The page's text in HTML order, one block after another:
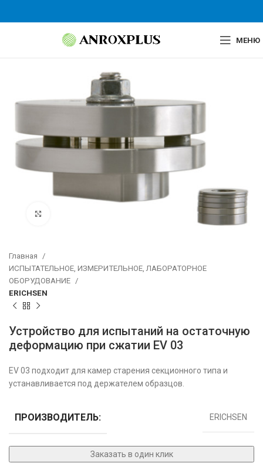
МЕНЮ
Главная
ИСПЫТАТЕЛЬНОЕ, ИЗМЕРИТЕЛЬНОЕ, ЛАБОРАТОРНОЕ
ОБОРУДОВАНИЕ
ERICHSEN
Устройство для испытаний на остаточную
деформацию при сжатии EV 03
EV 03 подходит для камер старения секционного типа и
устанавливается под держателем образцов.
ПРОИЗВОДИТЕЛЬ: ERICHSEN
Заказать в один клик